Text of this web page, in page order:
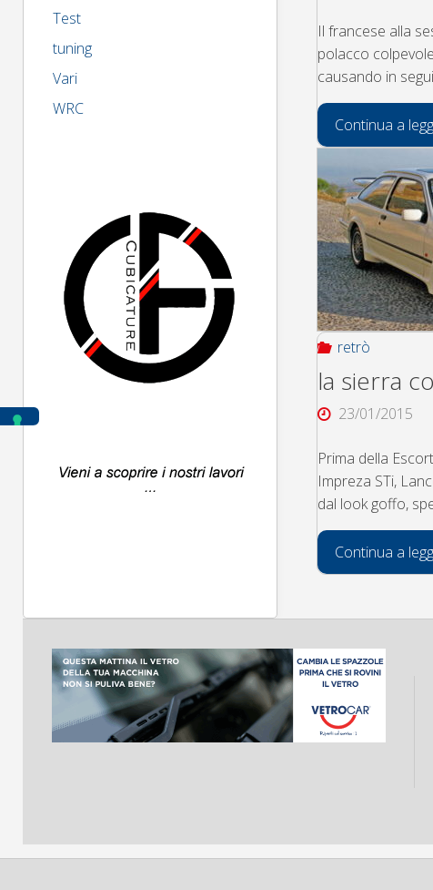
Il francese alla
polacco
causando in
Continua a
retrò
la sierra
23/01/2015
Prima della
Impreza STi,
dal look goffo,
Continua a
Test
tuning
Vari
WRC